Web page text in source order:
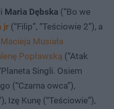
Maria Dębska (“Bo we
jr (“Filip”, “Teściowie 2”), a
Macieja Musiała
Popławską (“Atak
Singli. Osiem
(“Czarna owca”),
Izę Kunę (“Teściowie”),